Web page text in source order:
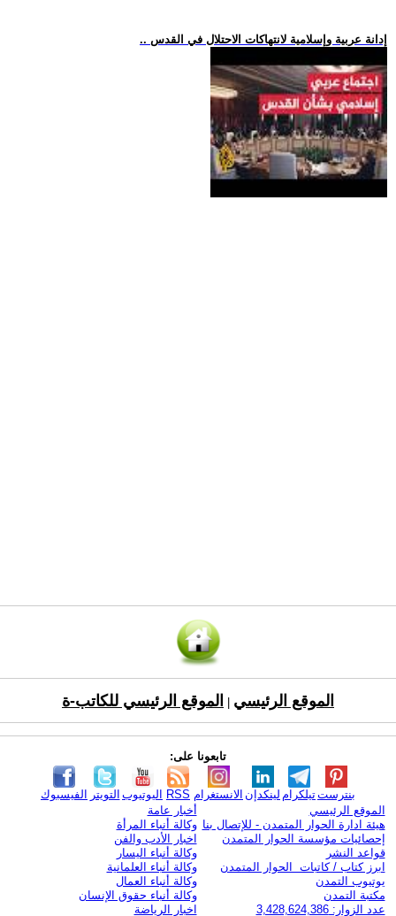
.. إدانة عربية وإسلامية لانتهاكات الاحتلال في القدس
الموقع الرئيسي الموقع الرئيسي للكاتب-ة
تابعونا على:
الفيسبوك التويتر اليوتيوب RSS الانستغرام لينكدإن تيلكرامبنترست
الموقع الرئيسي
هيئة ادارة الحوار المتمدن - للإتصال بنا
إحصائيات مؤسسة الحوار المتمدن
قواعد النشر
ابرز كتاب / كاتبات الحوار المتمدن
يوتيوب التمدن
مكتبة التمدن
عدد الزوار: 3,428,624,386
أخبار عامة
وكالة أنباء المرأة
اخبار الأدب والفن
وكالة أنباء اليسار
وكالة أنباء العلمانية
وكالة أنباء العمال
وكالة أنباء حقوق الإنسان
اخبار الرياضة